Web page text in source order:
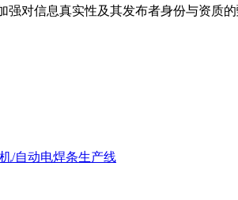
强对信息真实性及其发布者身份与资质
/自动电焊条生产线